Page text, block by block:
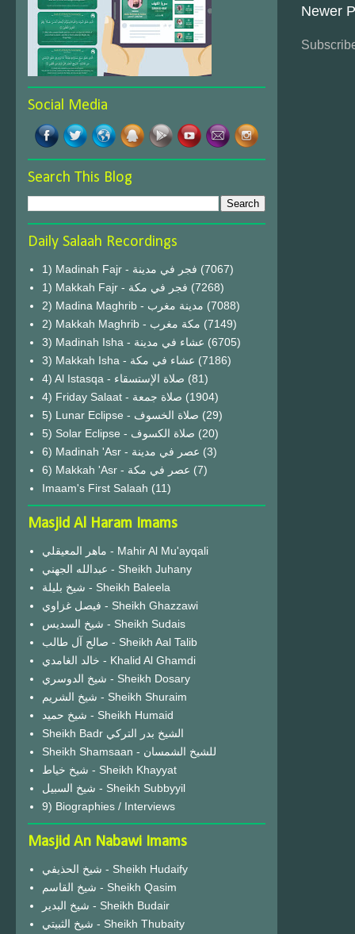
Newer
Social Media
Search This Blog
Daily Salaah Recordings
1) Madinah Fajr - فجر في مدينة (7067)
1) Makkah Fajr - فجر في مكة (7268)
2) Madina Maghrib - مدينة مغرب (7088)
2) Makkah Maghrib - مكة مغرب (7149)
3) Madinah Isha - عشاء في مدينة (6705)
3) Makkah Isha - عشاء في مكة (7186)
4) Al Istasqa - صلاة الإستسقاء (81)
4) Friday Salaat - صلاة جمعة (1904)
5) Lunar Eclipse - صلاة الخسوف (29)
(20)
6) Madinah 'Asr - عصر في مدينة (3)
6) Makkah 'Asr - عصر في مكة (7)
Imaam's First Salaah (11)
Masjid Al Haram Imams
ماهر المعيقلي - Mahir Al Mu'ayqali
عبدالله الجهني - Sheikh Juhany
شيخ بليلة - Sheikh Baleela
فيصل غزاوي - Sheikh Ghazzawi
شيخ السديس - Sheikh Sudais
صالح آل طالب - Sheikh Aal Talib
خالد الغامدي - Khalid Al Ghamdi
شيخ الدوسري - Sheikh Dosary
شيخ الشريم - Sheikh Shuraim
شيخ حميد - Sheikh Humaid
Sheikh Badr الشيخ بدر التركي
Sheikh Shamsaan - للشيخ الشمسان
شيخ خياط - Sheikh Khayyat
شيخ السبيل - Sheikh Subbyyil
9) Biographies / Interviews
Masjid An Nabawi Imams
شيخ الحذيفي - Sheikh Hudaify
شيخ القاسم - Sheikh Qasim
شيخ البدير - Sheikh Budair
شيخ الثبيتي - Sheikh Thubaity